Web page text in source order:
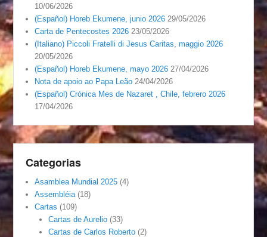
10/06/2026
(Español) Horeb Ekumene, junio 2026 29/05/2026
Carta de Pentecostes 2026 23/05/2026
(Italiano) Piccoli Fratelli di Jesus Caritas, maggio 2026
20/05/2026
(Español) Horeb Ekumene, mayo 2026 27/04/2026
Nota de apoio ao Papa Leão 24/04/2026
(Español) Crónica Mes de Nazaret , Chile, febrero 2026
17/04/2026
Categorias
Asamblea Mundial 2025 (4)
Assembléia (18)
Cartas (109)
Cartas de Aurelio(33)
Cartas de Carlos Roberto(2)